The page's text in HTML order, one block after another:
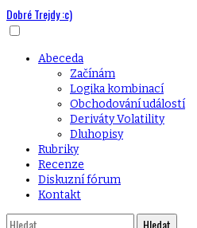
Skip
to
Dobré Trejdy :c)
Menu
Abeceda
Začínám
Logika kombinací
Obchodování událostí
Deriváty Volatility
Dluhopisy
Rubriky
Recenze
Diskuzní fórum
Kontakt
Vyhledávání